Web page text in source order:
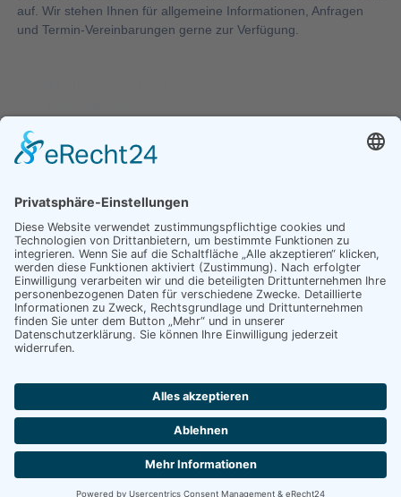
auf. Wir stehen Ihnen für allgemeine Informationen, Anfragen
und Termin-Vereinbarungen gerne zur Verfügung.
TICATEC GmbH
Zur Mühle 3
Impressum
Allgemeine Geschäftsbedingungen
Datenschutzerklärung
© 2026 TICATEC GmbH